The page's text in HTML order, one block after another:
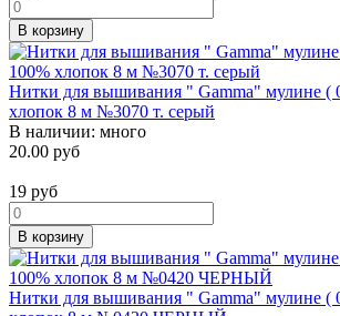
В корзину
Нитки для вышивания " Gamma" мулине (
хлопок 8 м №3070 т. серый
В наличии: много
20.00 руб
19 руб
В корзину
Нитки для вышивания " Gamma" мулине (